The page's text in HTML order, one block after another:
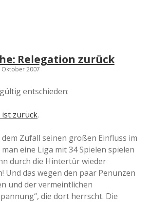
Relegation zurück
2007
entschieden:
ist zurück.
Zufall seinen großen Einfluss im
eine Liga mit 34 Spielen spielen
durch die Hintertür wieder
Und das wegen den paar Penunzen
und der vermeintlichen
die dort herrscht. Die